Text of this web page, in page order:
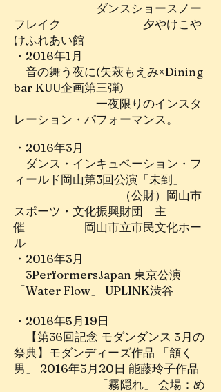
ダンスショースノー
フレイク 夕やけこや
けふれあい館
・2016年1月
音の舞う夜に(矢萩もえみ×Dining
bar KUU企画第三弾)
一夜限りのインスタ
レーション・パフォーマンス。
・2016年3月
ダンス・インキュベーション・フ
ィールド岡山第3回公演「未到」
（公財）岡山市
スポーツ・文化振興財団 主
催 岡山市立市民文化ホー
ル
・2016年3月
3PerformersJapan 東京公演
「Water Flow」 UPLINK渋谷
・2016年5月19日
【第36回記念 モダンダンス 5月の
祭典】モダンディーズ作品 「頷く
男」 2016年5月20日 能藤玲子作品
「霧隠れ」 会場：め